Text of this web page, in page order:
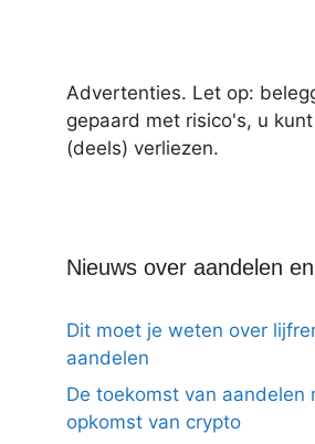
Advertenties. Let op:
gepaard met risico's, u
(deels) verliezen.
Nieuws over aandelen
Dit moet je weten over
aandelen
De toekomst van aandelen
opkomst van crypto